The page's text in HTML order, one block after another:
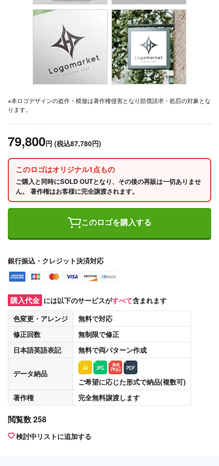
※本ロゴデザインの盗作・模倣は著作権侵害となり賠償請求・処罰の対象とな
ります。
79,800円 (税込87,780円)
このロゴはオリジナル1点もの
ご購入と同時にSOLD OUTとなり、その後の再販は一切ありませ
ん。 著作権はお客様に完全譲渡されます。
このロゴを購入する
銀行振込・クレジット決済対応
購入代金 には以下のサービスがすべて含まれます
色変更・アレンジ
無料で対応
修正回数
無制限で修正
日本語英語表記
無料で両パターン作成
データ納品
ご希望に応じた形式で納品(複数可)
著作権
完全無料譲渡します
閲覧数 258
検討中リストに追加する